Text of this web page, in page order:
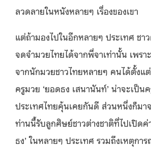
ลวดลายในหนังหลายๆ เรื่องของเขา
แต่ถ้ามองไปในอีกหลายๆ ประเทศ ชา
จดจำมวยไทยได้จากพี่จาเท่านั้น เพรา
จากนักมวยชาวไทยหลายๆ คนได้ตั้งแ
ครูมวย ‘ยอดธง เสนานันท์’ น่าจะเป็
ประเทศไทยคุ้นเคยกันดี ส่วนหนึ่งก็มา
ท่านนี้รับลูกศิษย์ชาวต่างชาติที่ไปเปิด
ธง’ ในหลายๆ ประเทศ รวมถึงเหตุกา